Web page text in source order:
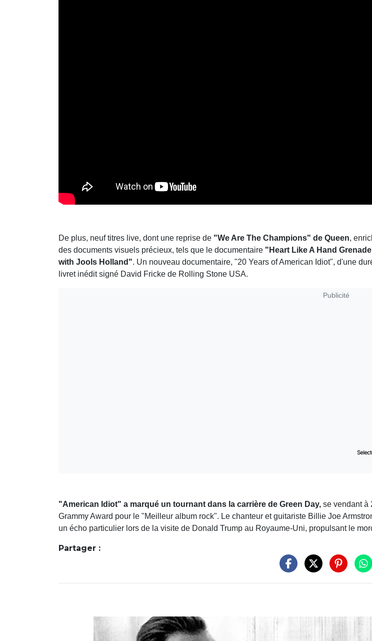
De plus, neuf titres live, dont une reprise de "We Are The Champions" de Queen,
des documents visuels précieux, tels que le documentaire "Heart Like A Hand
with Jools Holland". Un nouveau documentaire, "20 Years of American Idiot", d'une
livret inédit signé David Fricke de Rolling Stone USA.
Publicité
"American Idiot" a marqué un tournant dans la carrière de Green Day, se vendant à
Grammy Award pour le "Meilleur album rock". Le chanteur et guitariste Billie Joe
un écho particulier lors de la visite de Donald Trump au Royaume-Uni, propulsant le
Partager :